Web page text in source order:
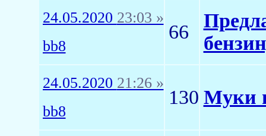
24.05.2020 23:03 »
bb8
66
24.05.2020 21:26 »
bb8
130 Муки